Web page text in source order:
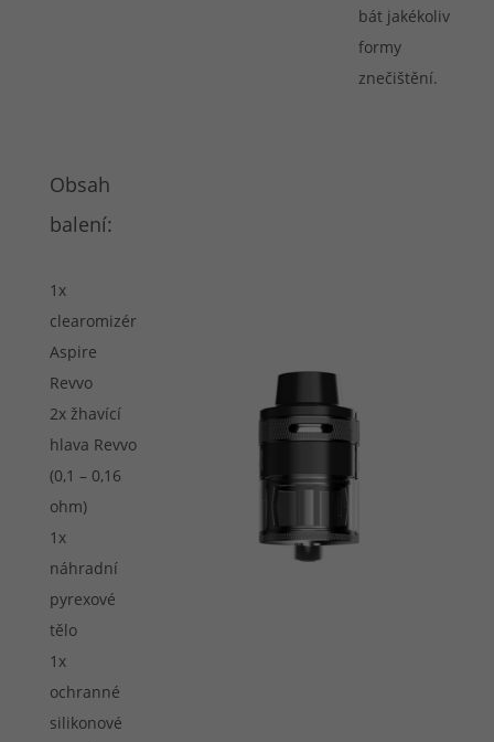
bát jakékoliv
formy
znečištění.
Obsah
balení:
1x
clearomizér
Aspire
Revvo
2x žhavící
hlava Revvo
(0,1 – 0,16
ohm)
1x
náhradní
pyrexové
tělo
1x
ochranné
silikonové